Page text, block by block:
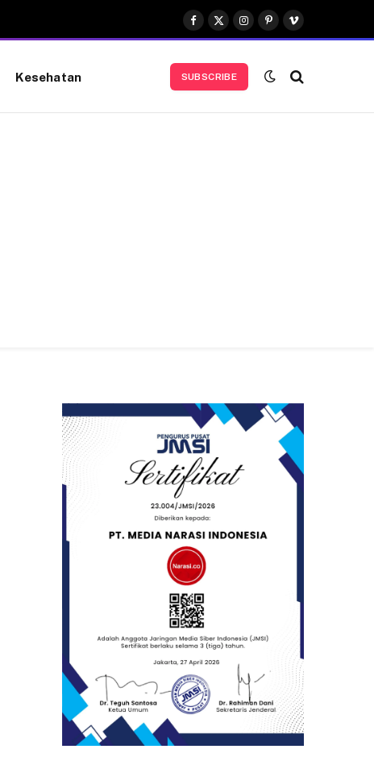
Facebook
X
(Twitter)
Instagram
Pinterest
Vimeo
Kesehatan SUBSCRIBE